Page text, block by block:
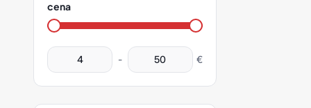
siapro
siarad
siarexx
Príslušenstvo
produktov
cena
- €